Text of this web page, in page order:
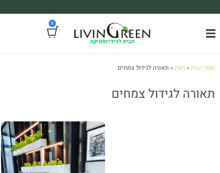
*בהתאם להגבלת גודל ומשקל
0
עמוד הבית »חנות » תאורה לגידול צמחים
תאורה לגידול צמחים